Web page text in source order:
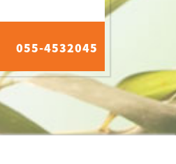
055-4532045